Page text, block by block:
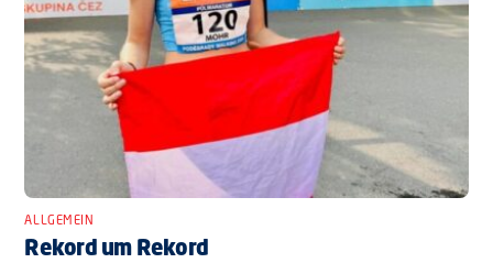
ALLGEMEIN
Rekord um Rekord